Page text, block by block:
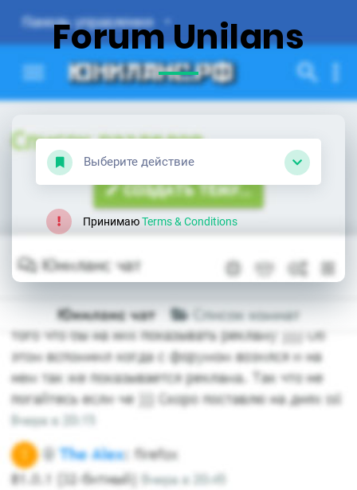
Forum Unilans
Выберите действие
ПринимаюTerms & Conditions